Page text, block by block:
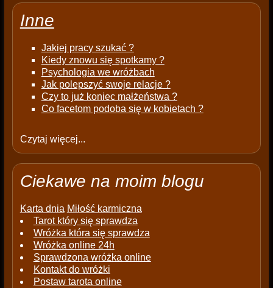
Inne
Jakiej pracy szukać ?
Kiedy znowu się spotkamy ?
Psychologia we wróżbach
Jak polepszyć swoje relacje ?
Czy to już koniec małżeństwa ?
Co facetom podoba się w kobietach ?
Czytaj więcej...
Ciekawe na moim blogu
Karta dnia Miłość karmiczna
Tarot który się sprawdza
Wróżka która się sprawdza
Wróżka online 24h
Sprawdzona wróżka online
Kontakt do wróżki
Postaw tarota online